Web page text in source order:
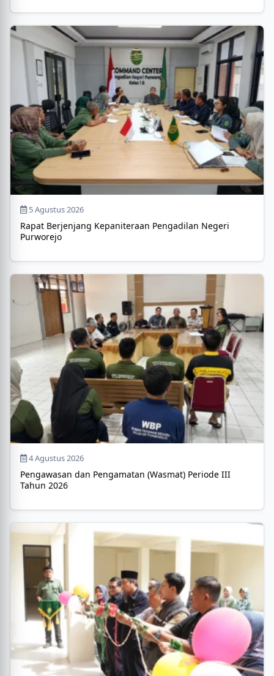
5 Agustus 2026
Rapat Berjenjang Kepaniteraan Pengadilan Negeri
Purworejo
4 Agustus 2026
Pengawasan dan Pengamatan (Wasmat) Periode III
Tahun 2026